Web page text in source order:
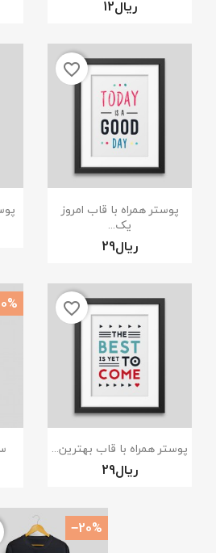
‎ریال12
 نمایش سریع
پوستر همراه با قاب امروز
یک...
favorite_border
نمایش سریع
پوستر همراه با قاب بهترین...
favorite_border
‎−20%
ایجاد لیست علاقمندی‌ها
نام لیست علاقمندی‌ها
انصراف